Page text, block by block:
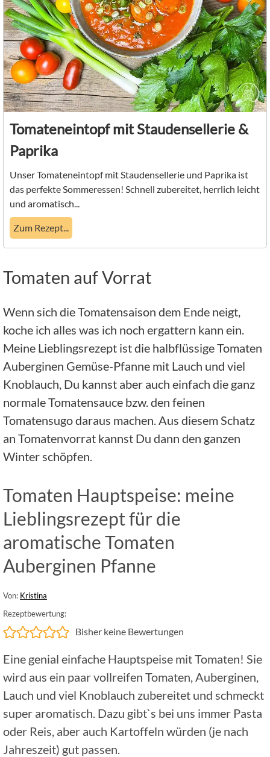
Tomateneintopf mit Staudensellerie &
Paprika
Unser Tomateneintopf mit Staudensellerie und Paprika ist
das perfekte Sommeressen! Schnell zubereitet, herrlich leicht
und aromatisch...
Zum Rezept...
Tomaten auf Vorrat
Wenn sich die Tomatensaison dem Ende neigt,
koche ich alles was ich noch ergattern kann ein.
Meine Lieblingsrezept ist die halbflüssige Tomaten
Auberginen Gemüse-Pfanne mit Lauch und viel
Knoblauch, Du kannst aber auch einfach die ganz
normale Tomatensauce bzw. den feinen
Tomatensugo daraus machen. Aus diesem Schatz
an Tomatenvorrat kannst Du dann den ganzen
Winter schöpfen.
Tomaten Hauptspeise: meine
Lieblingsrezept für die
aromatische Tomaten
Auberginen Pfanne
Von: Kristina
Rezeptbewertung:
Bisher keine Bewertungen
Eine genial einfache Hauptspeise mit Tomaten! Sie
wird aus ein paar vollreifen Tomaten, Auberginen,
Lauch und viel Knoblauch zubereitet und schmeckt
super aromatisch. Dazu gibt`s bei uns immer Pasta
oder Reis, aber auch Kartoffeln würden (je nach
Jahreszeit) gut passen.